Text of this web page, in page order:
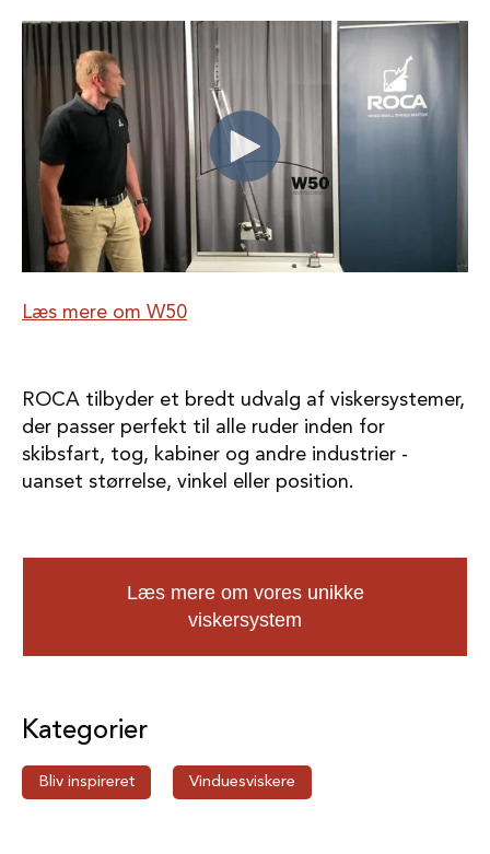
Læs mere om W50
ROCA tilbyder et bredt udvalg af viskersystemer,
der passer perfekt til alle ruder inden for
skibsfart, tog, kabiner og andre industrier -
uanset størrelse, vinkel eller position.
Læs mere om vores unikke
viskersystem
Kategorier
Bliv inspireret Vinduesviskere